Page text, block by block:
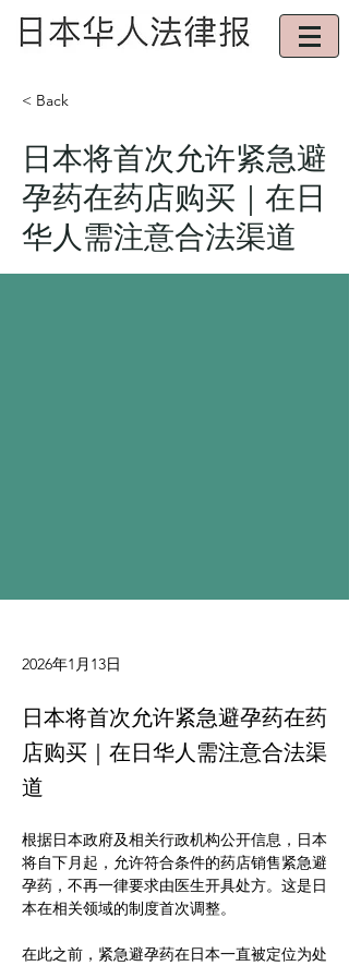
< Back
日本将首次允许紧急避
孕药在药店购买｜在日
华人需注意合法渠道
2026年1月13日
日本将首次允许紧急避孕药在药
店购买｜在日华人需注意合法渠
道
根据日本政府及相关行政机构公开信息，日本
将自下月起，允许符合条件的药店销售紧急避
孕药，不再一律要求由医生开具处方。这是日
本在相关领域的制度首次调整。
在此之前，紧急避孕药在日本一直被定位为处